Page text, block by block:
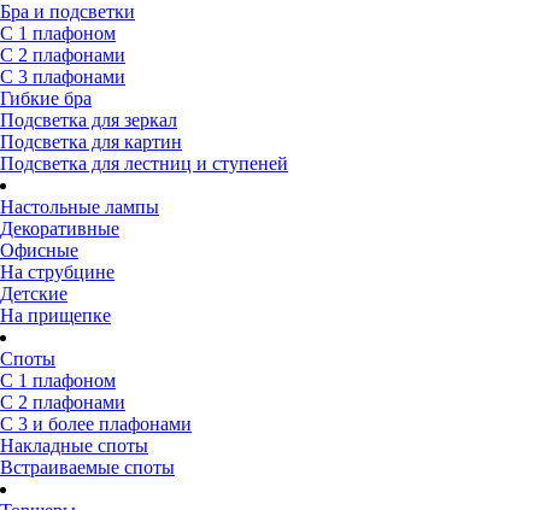
Бра и подсветки
С 1 плафоном
С 2 плафонами
С 3 плафонами
Гибкие бра
Подсветка для зеркал
Подсветка для картин
Подсветка для лестниц и ступеней
Настольные лампы
Декоративные
Офисные
На струбцине
Детские
На прищепке
Споты
С 1 плафоном
С 2 плафонами
С 3 и более плафонами
Накладные споты
Встраиваемые споты